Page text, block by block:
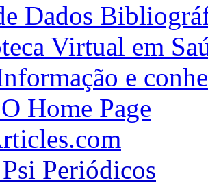
Dados
Virtual em
e
Home Page
Periódicos